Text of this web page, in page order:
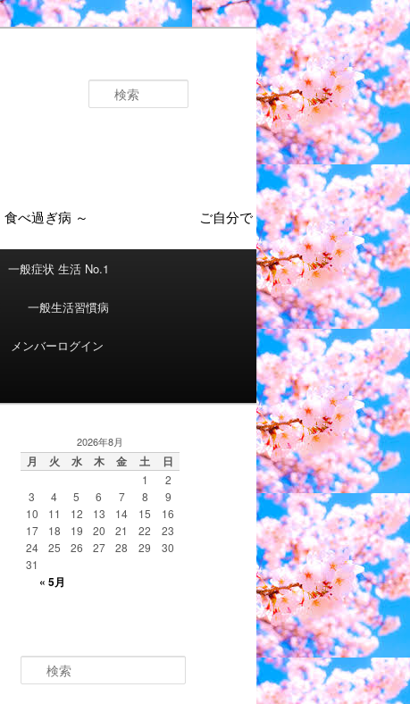
一般症状 生活 No.1
一般生活習慣病
メンバーログイン
2026年8月
月 火 水 木 金 土 日
1
2
3
4 5 6 7 8
9
10
11 12 13 14 15
16
17
18 19 20 21 22
23
24
25 26 27 28 29
30
31
« 5月
索